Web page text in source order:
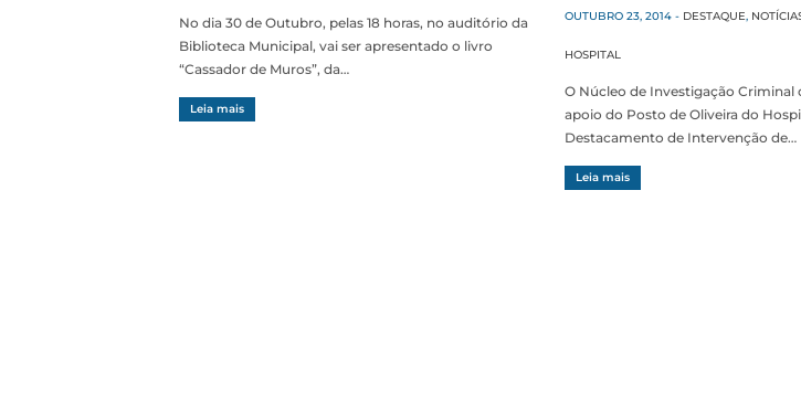
No dia 30 de Outubro, pelas 18 horas, no auditório da
Biblioteca Municipal, vai ser apresentado o livro
“Cassador de Muros”, da…
Leia mais
OUTUBRO 23, 2014 - DESTAQUE,
HOSPITAL
O Núcleo de Investigação Criminal
apoio do Posto de Oliveira do
Destacamento de Intervenção de…
Leia mais